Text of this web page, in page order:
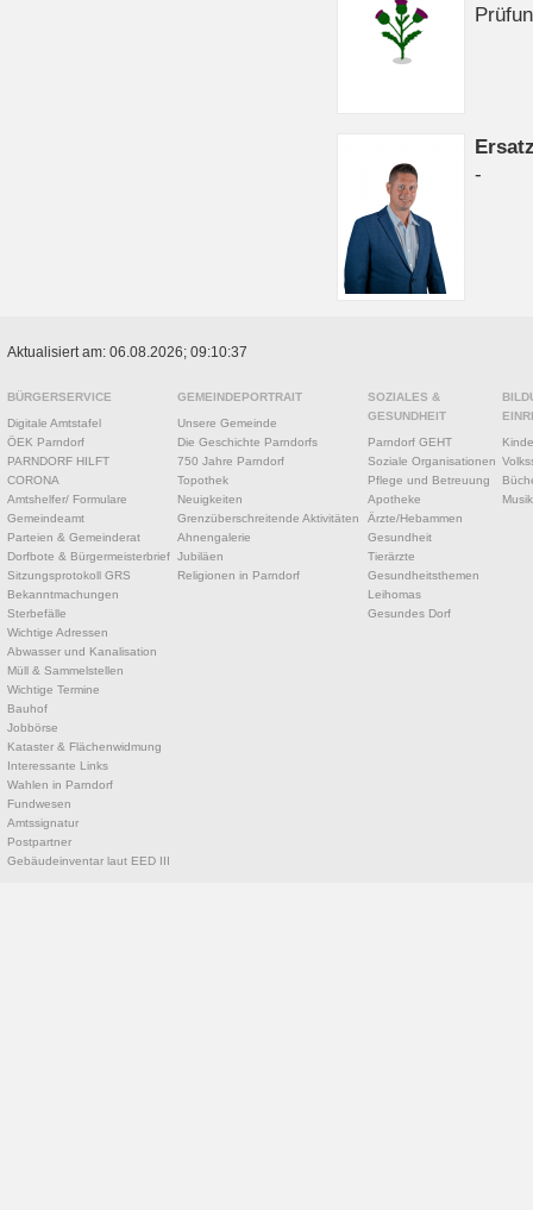
-
Aktualisiert am: 06.08.2026; 09:10:37
BÜRGERSERVICE
Digitale Amtstafel
ÖEK Parndorf
PARNDORF HILFT
CORONA
Amtshelfer/ Formulare
Gemeindeamt
Parteien & Gemeinderat
Dorfbote & Bürgermeisterbrief
Sitzungsprotokoll GRS
Bekanntmachungen
Sterbefälle
Wichtige Adressen
Abwasser und Kanalisation
Müll & Sammelstellen
Wichtige Termine
Bauhof
Jobbörse
Kataster & Flächenwidmung
Interessante Links
Wahlen in Parndorf
Fundwesen
Amtssignatur
Postpartner
Gebäudeinventar laut EED III
GEMEINDEPORTRAIT
Unsere Gemeinde
Die Geschichte Parndorfs
750 Jahre Parndorf
Topothek
Neuigkeiten
Grenzüberschreitende Aktivitäten
Ahnengalerie
Jubiläen
Religionen in Parndorf
SOZIALES &
GESUNDHEIT
Parndorf GEHT
Soziale Organisationen
Pflege und Betreuung
Apotheke
Ärzte/Hebammen
Gesundheit
Tierärzte
Gesundheitsthemen
Leihomas
Gesundes Dorf